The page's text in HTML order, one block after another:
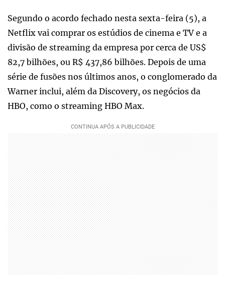
Segundo o acordo fechado nesta sexta-feira (5), a
Netflix vai comprar os estúdios de cinema e TV e a
divisão de streaming da empresa por cerca de US$
82,7 bilhões, ou R$ 437,86 bilhões. Depois de uma
série de fusões nos últimos anos, o conglomerado da
Warner inclui, além da Discovery, os negócios da
HBO, como o streaming HBO Max.